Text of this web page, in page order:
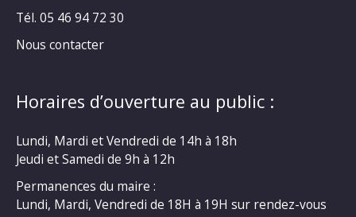
Tél. 05 46 94 72 30
Nous contacter
Horaires d’ouverture au public :
Lundi, Mardi et Vendredi de 14h à 18h
Jeudi et Samedi de 9h à 12h
Permanences du maire :
Lundi, Mardi, Vendredi de 18H à 19H sur rendez-vous